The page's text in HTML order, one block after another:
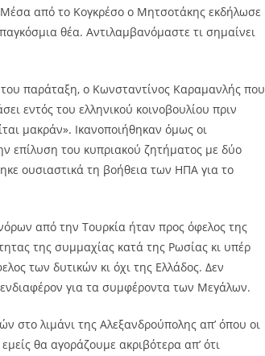
Μέσα από το Κογκρέσο ο Μητσοτάκης εκδήλωσε
θέα. Αντιλαμβανόμαστε τι σημαίνει
παράταξη, ο Κωνσταντίνος Καραμανλής που
εντός του ελληνικού κοινοβουλίου πριν
μακράν». Ικανοποιήθηκαν όμως οι
επίλυση του κυπριακού ζητήματος με δύο
ουσιαστικά τη βοήθεια των ΗΠΑ για το
από την Τουρκία ήταν προς όφελος της
της συμμαχίας κατά της Ρωσίας κι υπέρ
των δυτικών κι όχι της Ελλάδος. Δεν
για τα συμφέροντα των Μεγάλων.
στο λιμάνι της Αλεξανδρούπολης απ’ όπου οι
θα αγοράζουμε ακριβότερα απ’ ότι